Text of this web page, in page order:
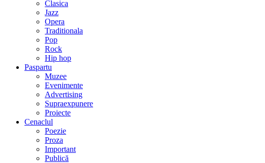
Clasica
Jazz
Opera
Traditionala
Pop
Rock
Hip hop
Paspartu
Muzee
Evenimente
Advertising
Supraexpunere
Proiecte
Cenaclul
Poezie
Proza
Important
Publică